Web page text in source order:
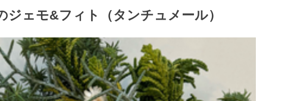
ェモ&フィト（タンチュメール）